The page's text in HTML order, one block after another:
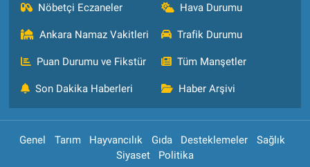
Nöbetçi Eczaneler Hava Durumu
Ankara Namaz Vakitleri Trafik Durumu
Puan Durumu ve Fikstür Tüm Manşetler
Son Dakika Haberleri Haber Arşivi
Genel Tarım Hayvancılık Gıda Desteklemeler
Sağlık
Siyaset
Politika